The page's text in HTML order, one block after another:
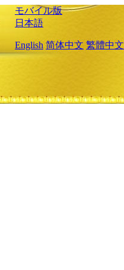
モバイル版
日本語
English 简体中文 繁體中文